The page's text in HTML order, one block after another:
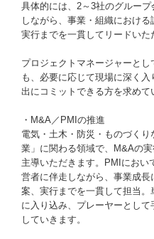
具体的には、2～3社のグルー
しながら、事業・組織におけ
実行までを一貫してリードいた
プロジェクトマネージャーと
も、必要に応じて現場に深く
出にコミットできる方を求めて
・M&A／PMIの推進
電気・土木・防災・ものづく
業」に関わる領域で、M&Aの
主導いただきます。PMIにおい
営者に伴走しながら、事業成
案、実行までを一貫して担当
に入り込み、プレーヤーとし
していきます。